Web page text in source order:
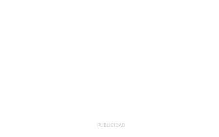
PUBLICIDAD